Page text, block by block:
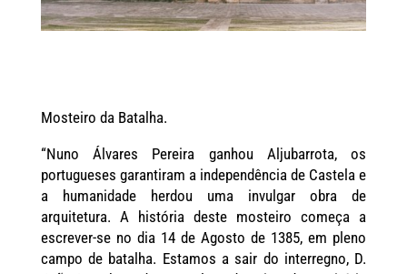
Mosteiro da Batalha.
“Nuno Álvares Pereira ganhou Aljubarrota, os
portugueses garantiram a independência de Castela e
a humanidade herdou uma invulgar obra de
arquitetura. A história deste mosteiro começa a
escrever-se no dia 14 de Agosto de 1385, em pleno
campo de batalha. Estamos a sair do interregno, D.